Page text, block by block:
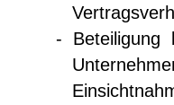
- Beteiligung